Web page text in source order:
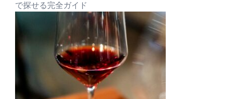
で探せる完全ガイド